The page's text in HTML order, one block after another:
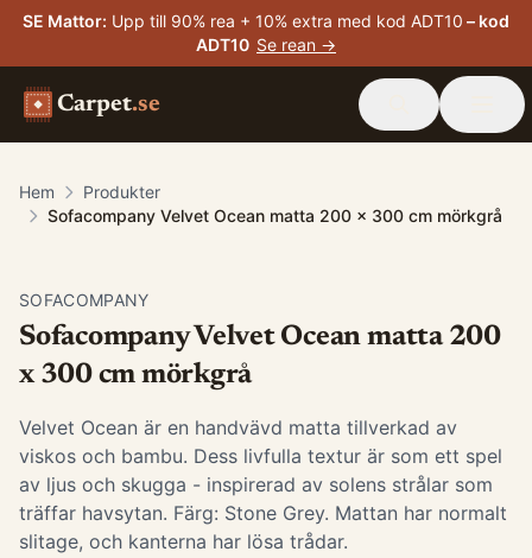
SE Mattor: Upp till 90% rea + 10% extra med kod ADT10 – kod
ADT10 Se rean →
Carpet.se
Hem
Produkter
Sofacompany Velvet Ocean matta 200 x 300 cm mörkgrå
SOFACOMPANY
Sofacompany Velvet Ocean matta 200
x 300 cm mörkgrå
Velvet Ocean är en handvävd matta tillverkad av
viskos och bambu. Dess livfulla textur är som ett spel
av ljus och skugga - inspirerad av solens strålar som
träffar havsytan. Färg: Stone Grey. Mattan har normalt
slitage, och kanterna har lösa trådar.